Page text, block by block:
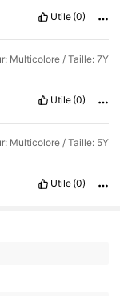
Utile (0)
Multicolore / Taille: 7Y
Utile (0)
Multicolore / Taille: 5Y
Utile (0)